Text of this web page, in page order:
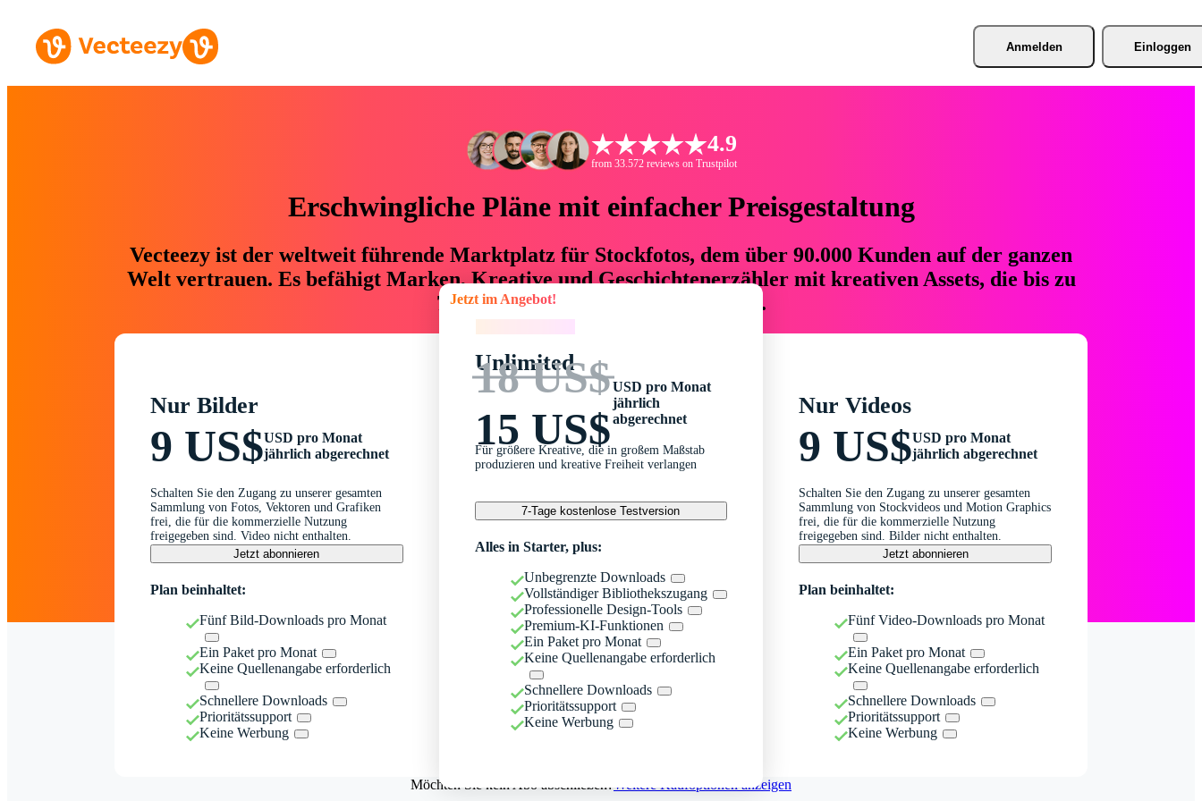
Anmelden Einloggen
4.9
from 33.572 reviews on Trustpilot
Erschwingliche Pläne mit einfacher Preisgestaltung
Vecteezy ist der weltweit führende Marktplatz für Stockfotos, dem über 90.000 Kunden auf der ganzen
Welt vertrauen. Es befähigt Marken, Kreative und Geschichtenerzähler mit kreativen Assets, die bis zu
76 % an Zeit und Budget einsparen.
Nur Bilder
9 US$USD pro Monat
jährlich abgerechnet
Schalten Sie den Zugang zu unserer gesamten
Sammlung von Fotos, Vektoren und Grafiken
frei, die für die kommerzielle Nutzung
freigegeben sind. Video nicht enthalten.
Jetzt abonnieren
Plan beinhaltet:
Fünf Bild-Downloads pro Monat
Ein Paket pro Monat
Keine Quellenangabe erforderlich
Schnellere Downloads
Prioritätssupport
Keine Werbung
Jetzt im Angebot!
Unlimited
18 US$
15 US$
USD pro Monat
jährlich
abgerechnet
Für größere Kreative, die in großem Maßstab
produzieren und kreative Freiheit verlangen
7-Tage kostenlose Testversion
Alles in Starter, plus:
Unbegrenzte Downloads
Vollständiger Bibliothekszugang
Professionelle Design-Tools
Premium-KI-Funktionen
Ein Paket pro Monat
Keine Quellenangabe erforderlich
Schnellere Downloads
Prioritätssupport
Keine Werbung
Nur Videos
9 US$USD pro Monat
jährlich abgerechnet
Schalten Sie den Zugang zu unserer gesamten
Sammlung von Stockvideos und Motion Graphics
frei, die für die kommerzielle Nutzung
freigegeben sind. Bilder nicht enthalten.
Jetzt abonnieren
Plan beinhaltet:
Fünf Video-Downloads pro Monat
Ein Paket pro Monat
Keine Quellenangabe erforderlich
Schnellere Downloads
Prioritätssupport
Keine Werbung
Möchten Sie kein Abo abschließen?Weitere Kaufoptionen anzeigen